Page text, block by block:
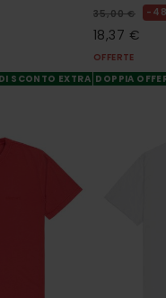
SCONTO EXTRA
35,00 €
18,37 €
OFFERTE
DOPPIA